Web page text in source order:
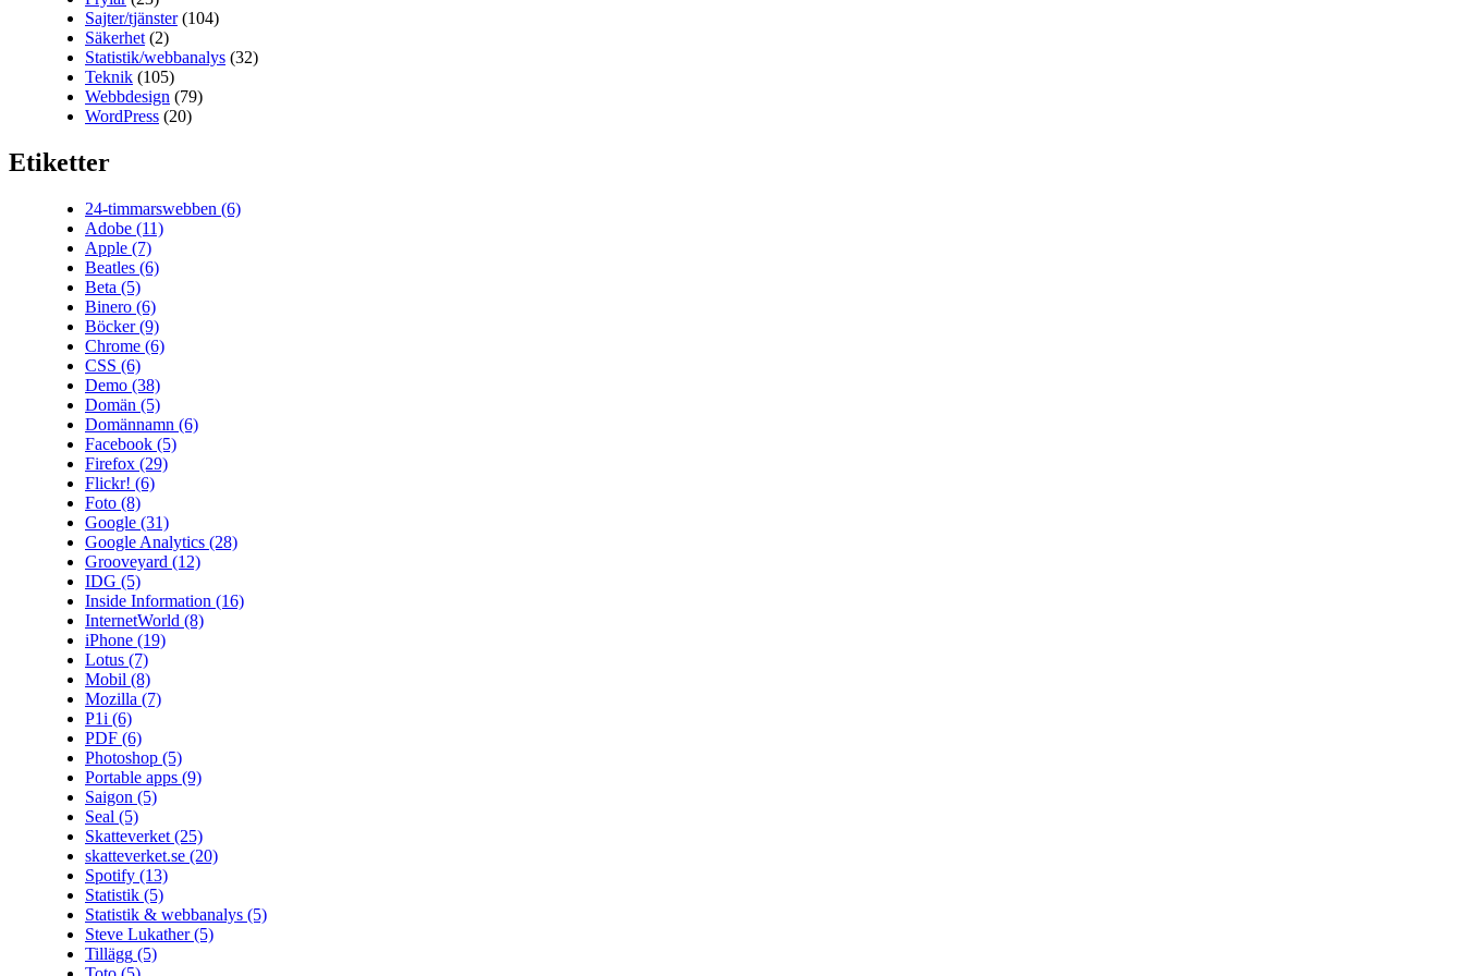
Sajter/tjänster(104)
Säkerhet (2)
Statistik/webbanalys (32)
Teknik (105)
Webbdesign (79)
WordPress (20)
Etiketter
24-timmarswebben (6)
Adobe (11)
Apple (7)
Beatles (6)
Beta (5)
Binero (6)
Böcker(9)
Chrome (6)
CSS (6)
Demo (38)
Domän (5)
Domännamn (6)
Facebook (5)
Firefox (29)
Flickr! (6)
Foto (8)
Google (31)
Google Analytics (28)
Grooveyard (12)
IDG (5)
Inside Information (16)
InternetWorld (8)
iPhone (19)
Lotus (7)
Mobil (8)
Mozilla (7)
P1i (6)
PDF (6)
Photoshop (5)
Portable apps (9)
Saigon (5)
Seal (5)
Skatteverket (25)
skatteverket.se (20)
Spotify (13)
Statistik (5)
Statistik & webbanalys (5)
Steve Lukather(5)
Tillägg (5)